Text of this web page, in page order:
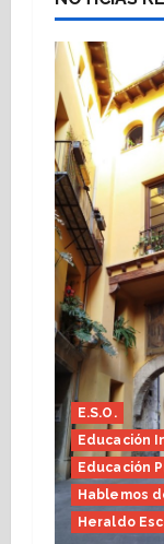
E.S.O.
Educación
Educación
Hablemos
Heraldo